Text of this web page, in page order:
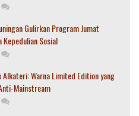
Gulirkan Program Jumat
Kepedulian Sosial
Alkateri: Warna Limited Edition yang
Mainstream